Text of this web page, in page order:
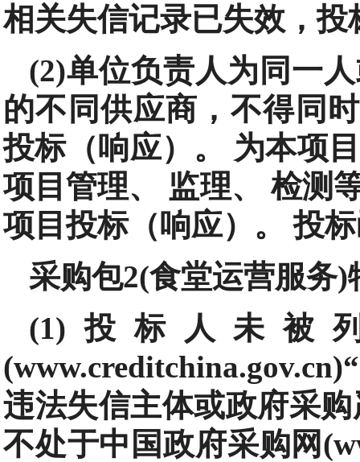
相关失信记录已失效，
(2)单位负责人为同一
的不同供应商，不得同
投标（响应）。 为本项
项目管理、 监理、 检测
项目投标（响应）。 投
采购包2(食堂运营服务
(1)投标人未被
违法失信主体或政府采
不处于中国政府采购网